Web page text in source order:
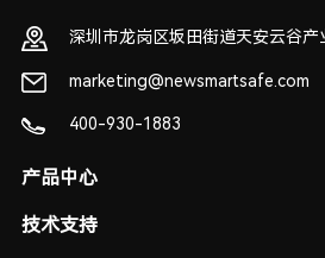
深圳市龙岗区坂田街道天安云谷产
marketing@newsmartsafe.com
400-930-1883
产品中心
技术支持